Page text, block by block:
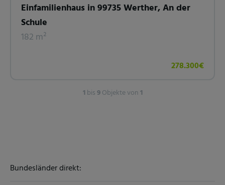
Einfamilienhaus in 99735 Werther, An der
Schule
182 m²
278.300€
1 bis9Objekte von1
Bundesländer direkt: